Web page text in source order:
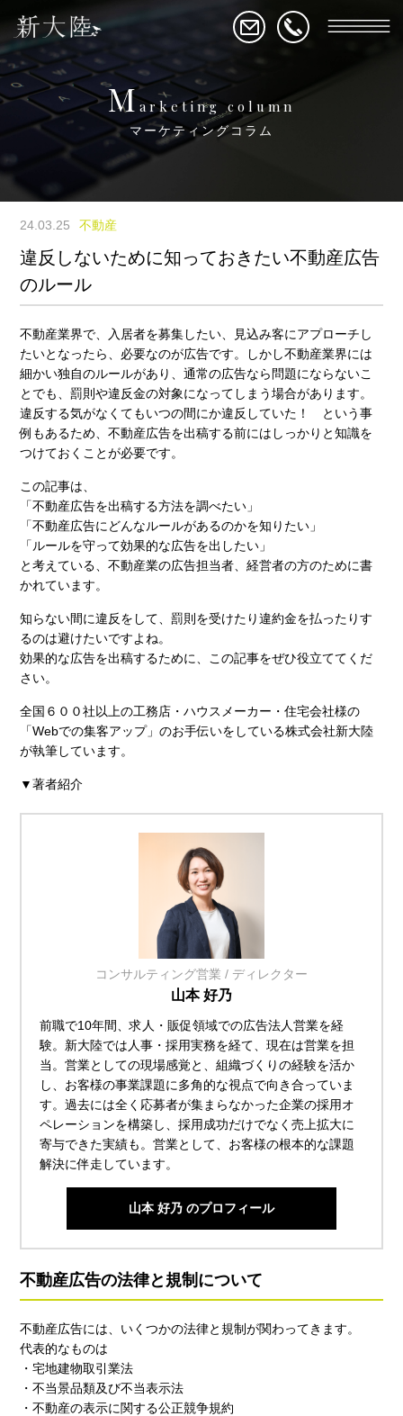
Marketing column
マーケティングコラム
24.03.25 不動産
違反しないために知っておきたい不動産広告
のルール
不動産業界で、入居者を募集したい、見込み客にアプローチし
たいとなったら、必要なのが広告です。しかし不動産業界には
細かい独自のルールがあり、通常の広告なら問題にならないこ
とでも、罰則や違反金の対象になってしまう場合があります。
違反する気がなくてもいつの間にか違反していた！ という事
例もあるため、不動産広告を出稿する前にはしっかりと知識を
つけておくことが必要です。
この記事は、
「不動産広告を出稿する方法を調べたい」
「不動産広告にどんなルールがあるのかを知りたい」
「ルールを守って効果的な広告を出したい」
と考えている、不動産業の広告担当者、経営者の方のために書
かれています。
知らない間に違反をして、罰則を受けたり違約金を払ったりす
るのは避けたいですよね。
効果的な広告を出稿するために、この記事をぜひ役立ててくだ
さい。
全国６００社以上の工務店・ハウスメーカー・住宅会社様の
「Webでの集客アップ」のお手伝いをしている株式会社新大陸
が執筆しています。
▼著者紹介
コンサルティング営業 / ディレクター
山本 好乃
前職で10年間、求人・販促領域での広告法人営業を経
験。新大陸では人事・採用実務を経て、現在は営業を担
当。営業としての現場感覚と、組織づくりの経験を活か
し、お客様の事業課題に多角的な視点で向き合っていま
す。過去には全く応募者が集まらなかった企業の採用オ
ペレーションを構築し、採用成功だけでなく売上拡大に
寄与できた実績も。営業として、お客様の根本的な課題
解決に伴走しています。
山本 好乃 のプロフィール
不動産広告の法律と規制について
不動産広告には、いくつかの法律と規制が関わってきます。
代表的なものは
・宅地建物取引業法
・不当景品類及び不当表示法
・不動産の表示に関する公正競争規約